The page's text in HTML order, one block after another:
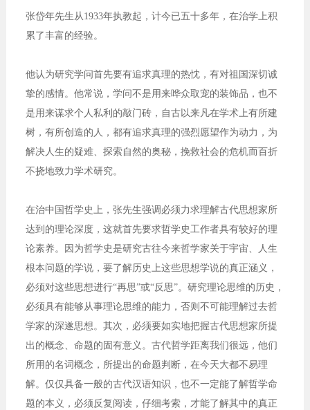
张岱年先生从1933年执教起，计今已五十多年，在治学上积
累了丰富的经验。
他认为研究学问首先要有追求真理的热忱，有对祖国深切诚
挚的感情。他常说，学问不是用来哗众取宠的装饰品，也不
是用来谋求个人私利的敲门砖，自古以来凡在学术上有所建
树，有所创造的人，都有追求真理的强烈愿望作为动力，为
解决人生的疑难、探索自然的奥秘，挽救社会的危机而百折
不挠地致力学术研究。
在治中国哲学史上，张先生强调必须力求理解古代思想家所
达到的理论深度，这就首先要求哲学史工作者具有较好的理
论素养。因为哲学史是研究古往今来哲学家关于宇宙、人生
根本问题的学说，要了解历史上这些思想学说的真正涵义，
必须对这些思想进行“再思”或“反思”。研究理论思维的历史，
必须具有能够从事理论思维的能力，否则不可能理解过去哲
学家的深遂思想。其次，必须要如实地把握古代思想家所提
出的概念、命题的固有意义。古代哲学距离我们很远，他们
所用的名词概念，所提出的命题判断，在今天大都不易理
解。仅仅具备一般的古代汉语知识，也不一定能了解哲学命
题的本义，必须反复阅读，仔细考索，才能了解其中的真正